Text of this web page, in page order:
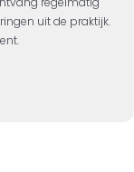
uit de praktijk.